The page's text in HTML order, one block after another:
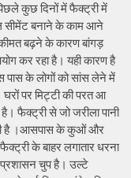
कुछ दिनों में फैक्ट्री में
सीमेंट बनाने के काम आने
बढ़ने के कारण बांगड़
कर रहा है। यही कारण है
के लोगों को सांस लेने में
घरों पर मिट्टी की परत आ
फैक्ट्री से जो जरीला पानी
है ।आसपास के कुओं और
फैक्ट्री के बाहर लगातार धरना
प्रशासन चुप है। उल्टे